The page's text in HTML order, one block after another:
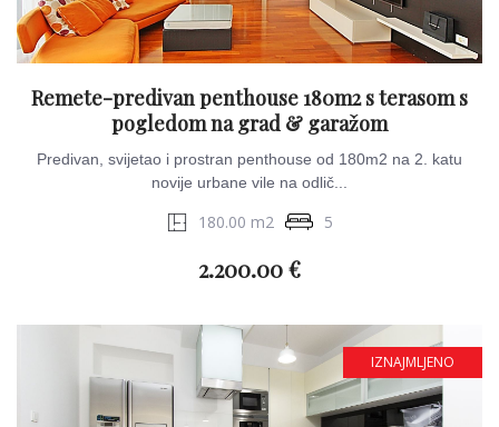
Remete-predivan penthouse 180m2 s terasom s
pogledom na grad & garažom
Predivan, svijetao i prostran penthouse od 180m2 na 2. katu
novije urbane vile na odlič...
180.00 m2 5
2.200.00 €
IZNAJMLJENO